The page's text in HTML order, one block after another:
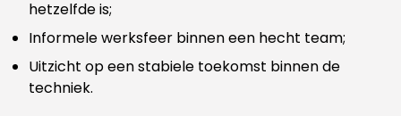
hetzelfde is;
Informele werksfeer binnen een hecht team;
Uitzicht op een stabiele toekomst binnen de
techniek.